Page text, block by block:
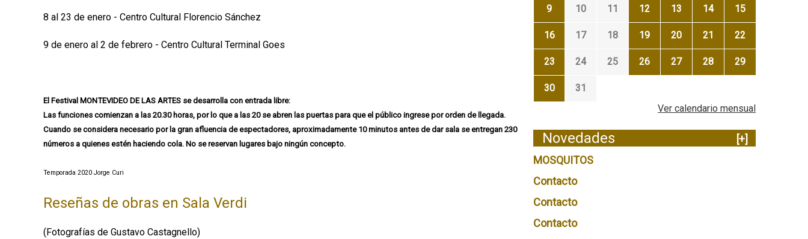
8 al 23 de enero - Centro Cultural Florencio Sánchez
9 de enero al 2 de febrero - Centro Cultural Terminal Goes
El Festival MONTEVIDEO DE LAS ARTES se desarrolla con entrada libre:
Las funciones comienzan a las 20.30 horas, por lo que a las 20 se abren las puertas para que el público ingrese por orden de llegada.
Cuando se considera necesario por la gran afluencia de espectadores, aproximadamente 10 minutos antes de dar sala se entregan 230
números a quienes estén haciendo cola. No se reservan lugares bajo ningún concepto.
Temporada 2020 Jorge Curi
Reseñas de obras en Sala Verdi
(Fotografías de Gustavo Castagnello)
9 10 11 12 13 14 15
16 17 18 19 20 21 22
23 24 25 26 27 28 29
30
31
Ver calendario mensual
Novedades
[+]
MOSQUITOS
Contacto
Contacto
Contacto
p
l